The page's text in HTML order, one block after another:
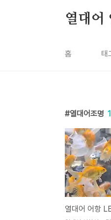
열대어
홈 태
열대어조명 1